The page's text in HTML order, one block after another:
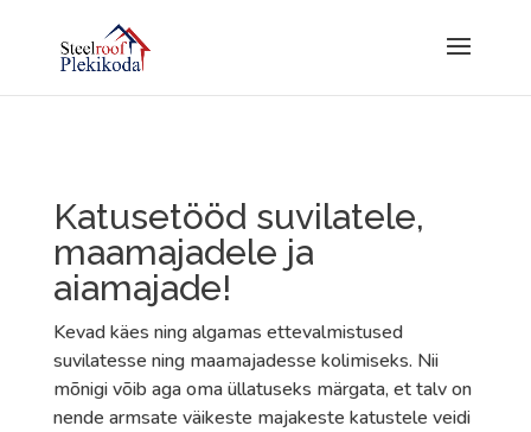
Katusetööd suvilatele,
maamajadele ja
aiamajade!
Kevad käes ning algamas ettevalmistused
suvilatesse ning maamajadesse kolimiseks. Nii
mõnigi võib aga oma üllatuseks märgata, et talv on
nende armsate väikeste majakeste katustele veidi